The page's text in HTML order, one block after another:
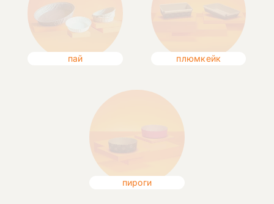
пай плюмкейк
пироги